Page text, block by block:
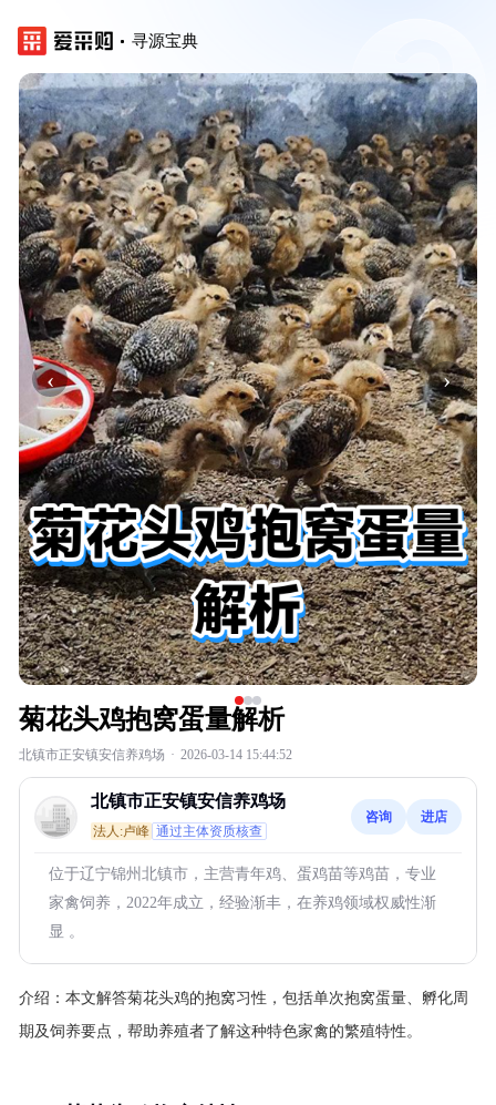
寻源宝典
‹ ›
菊花头鸡抱窝蛋量解析
北镇市正安镇安信养鸡场 · 2026-03-14 15:44:52
北镇市正安镇安信养鸡场
法人:卢峰 通过主体资质核查
咨询 进店
位于辽宁锦州北镇市，主营青年鸡、蛋鸡苗等鸡苗，专业
家禽饲养，2022年成立，经验渐丰，在养鸡领域权威性渐
显 。
介绍： 本文解答菊花头鸡的抱窝习性，包括单次抱窝蛋量、孵化周
期及饲养要点，帮助养殖者了解这种特色家禽的繁殖特性。